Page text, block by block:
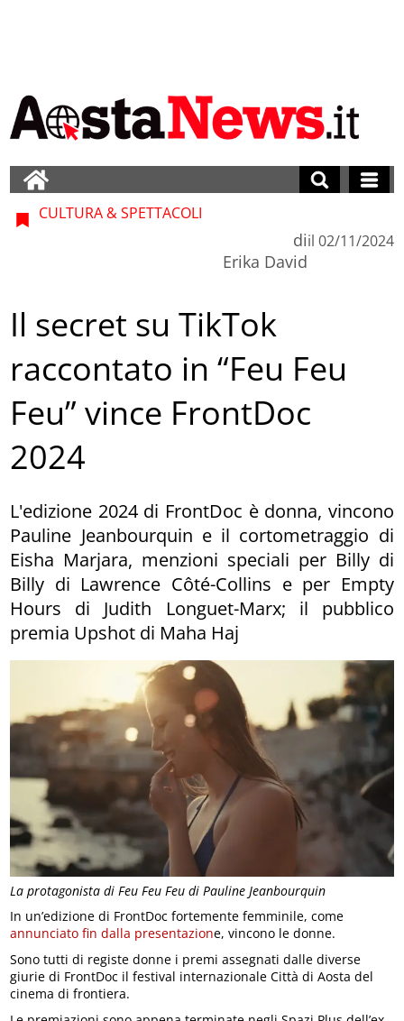
La protagonista di Feu Feu Feu di Pauline Jeanbourquin
CULTURA & SPETTACOLI
di
Erika David
il 02/11/2024
Il secret su TikTok
raccontato in “Feu Feu
Feu” vince FrontDoc
2024
L'edizione 2024 di FrontDoc è donna, vincono
Pauline Jeanbourquin e il cortometraggio di
Eisha Marjara, menzioni speciali per Billy di
Billy di Lawrence Côté-Collins e per Empty
Hours di Judith Longuet-Marx; il pubblico
premia Upshot di Maha Haj
In un’edizione di FrontDoc fortemente femminile, come
annunciato fin dalla presentazione, vincono le donne.
Sono tutti di registe donne i premi assegnati dalle diverse
giurie di FrontDoc il festival internazionale Città di Aosta del
cinema di frontiera.